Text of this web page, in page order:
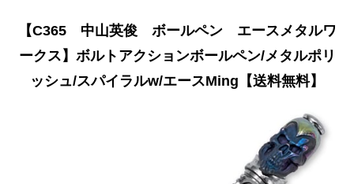
【C365 中山英俊 ボールペン エースメタルワ
ークス】ボルトアクションボールペン/メタルポリ
ッシュ/スパイラルw/エースMing【送料無料】